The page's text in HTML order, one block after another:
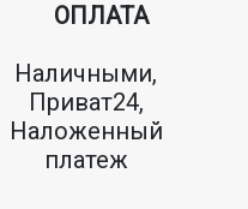
ОПЛАТА
Наличными,
Приват24,
Наложенный
платеж